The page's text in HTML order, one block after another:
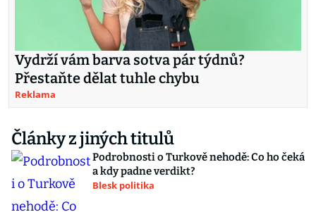
Vydrží vám barva sotva pár týdnů?
Přestaňte dělat tuhle chybu
Reklama
Články z jiných titulů
Podrobnosti o Turkově nehodě: Co ho čeká
a kdy padne verdikt?
Blesk politika